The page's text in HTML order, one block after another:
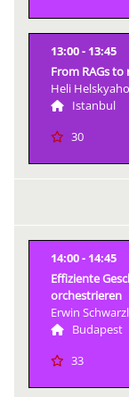
13:00
13:45
From RAGs to
Heli
Istanbul
30
14:00
14:45
Effiziente
orchestrieren
Erwin Schwarzl
Budapest
33